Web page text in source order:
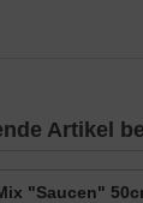
Artikel
"Saucen"